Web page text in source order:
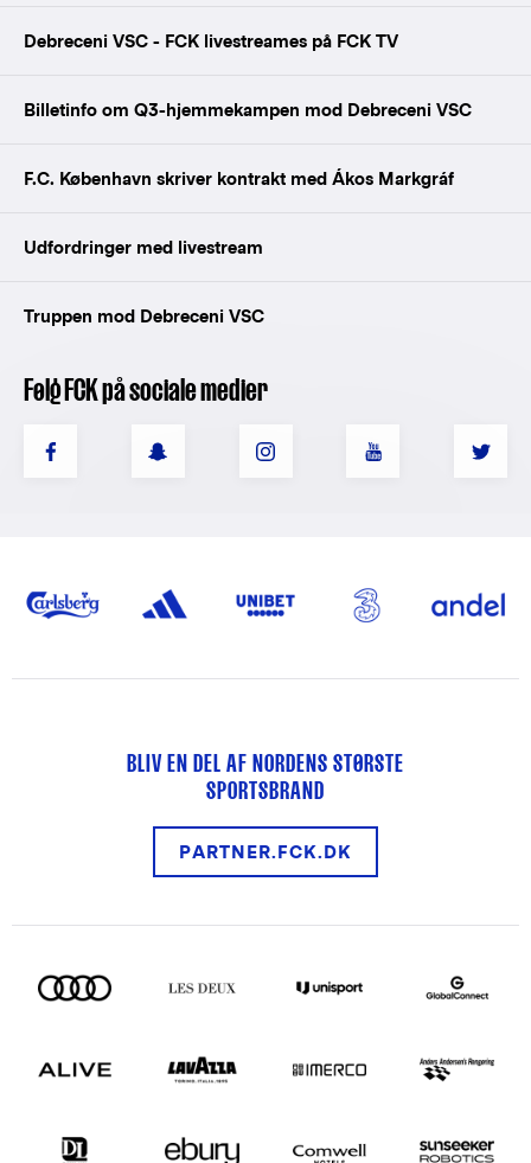
Debreceni VSC - FCK livestreames på FCK TV
Billetinfo om Q3-hjemmekampen mod Debreceni VSC
F.C. København skriver kontrakt med Ákos Markgráf
Udfordringer med livestream
Truppen mod Debreceni VSC
Følg FCK på sociale medier
BLIV EN DEL AF NORDENS STØRSTE
SPORTSBRAND
PARTNER.FCK.DK